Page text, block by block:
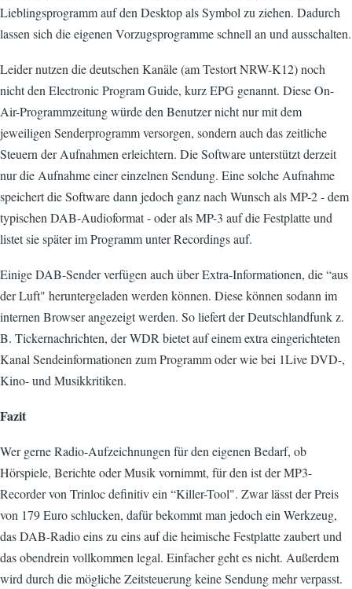
Lieblingsprogramm auf den Desktop als Symbol zu ziehen. Dadurch
lassen sich die eigenen Vorzugsprogramme schnell an und ausschalten.
Leider nutzen die deutschen Kanäle (am Testort NRW-K12) noch
nicht den Electronic Program Guide, kurz EPG genannt. Diese On-
Air-Programmzeitung würde den Benutzer nicht nur mit dem
jeweiligen Senderprogramm versorgen, sondern auch das zeitliche
Steuern der Aufnahmen erleichtern. Die Software unterstützt derzeit
nur die Aufnahme einer einzelnen Sendung. Eine solche Aufnahme
speichert die Software dann jedoch ganz nach Wunsch als MP-2 - dem
typischen DAB-Audioformat - oder als MP-3 auf die Festplatte und
listet sie später im Programm unter Recordings auf.
Einige DAB-Sender verfügen auch über Extra-Informationen, die “aus
der Luft" heruntergeladen werden können. Diese können sodann im
internen Browser angezeigt werden. So liefert der Deutschlandfunk z.
B. Tickernachrichten, der WDR bietet auf einem extra eingerichteten
Kanal Sendeinformationen zum Programm oder wie bei 1Live DVD-,
Kino- und Musikkritiken.
Fazit
Wer gerne Radio-Aufzeichnungen für den eigenen Bedarf, ob
Hörspiele, Berichte oder Musik vornimmt, für den ist der MP3-
Recorder von Trinloc definitiv ein “Killer-Tool". Zwar lässt der Preis
von 179 Euro schlucken, dafür bekommt man jedoch ein Werkzeug,
das DAB-Radio eins zu eins auf die heimische Festplatte zaubert und
das obendrein vollkommen legal. Einfacher geht es nicht. Außerdem
wird durch die mögliche Zeitsteuerung keine Sendung mehr verpasst.